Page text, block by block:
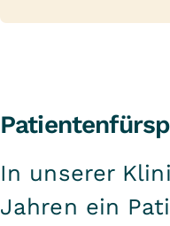
In unserer
Jahren ein